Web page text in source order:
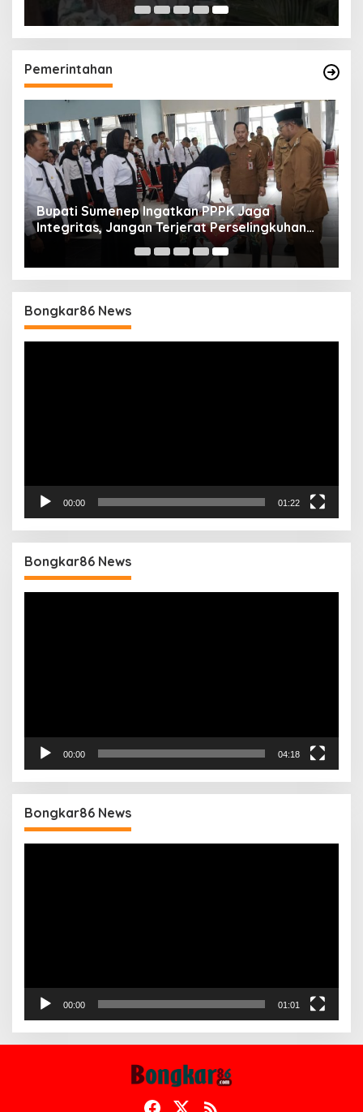
Pemerintahan
Bupati Sumenep Ingatkan PPPK Jaga
Integritas, Jangan Terjerat Perselingkuhan
dan Judi Online
Bongkar86 News
00:00 01:22
Bongkar86 News
00:00 04:18
Bongkar86 News
00:00 01:01